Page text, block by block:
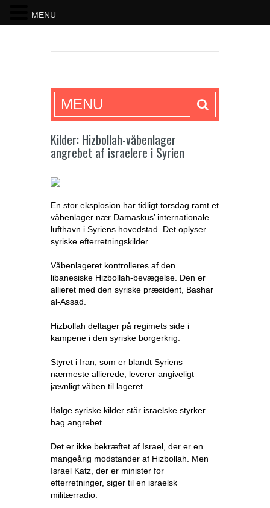
SKRIFTEN
MENU
Kilder: Hizbollah-våbenlager
angrebet af israelere i Syrien
En stor eksplosion har tidligt torsdag ramt et
våbenlager nær Damaskus’ internationale
lufthavn i Syriens hovedstad. Det oplyser
syriske efterretningskilder.
Våbenlageret kontrolleres af den
libanesiske Hizbollah-bevægelse. Den er
allieret med den syriske præsident, Bashar
al-Assad.
Hizbollah deltager på regimets side i
kampene i den syriske borgerkrig.
Styret i Iran, som er blandt Syriens
nærmeste allierede, leverer angiveligt
jævnligt våben til lageret.
Ifølge syriske kilder står israelske styrker
bag angrebet.
Det er ikke bekræftet af Israel, der er en
mangeårig modstander af Hizbollah. Men
Israel Katz, der er minister for
efterretninger, siger til en israelsk
militærradio:
MENU